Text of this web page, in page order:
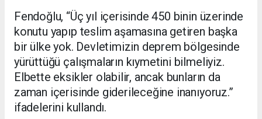
Fendoğlu, “Üç yıl içerisinde 450 binin üzerinde
konutu yapıp teslim aşamasına getiren başka
bir ülke yok. Devletimizin deprem bölgesinde
yürüttüğü çalışmaların kıymetini bilmeliyiz.
Elbette eksikler olabilir, ancak bunların da
zaman içerisinde giderileceğine inanıyoruz.”
ifadelerini kullandı.